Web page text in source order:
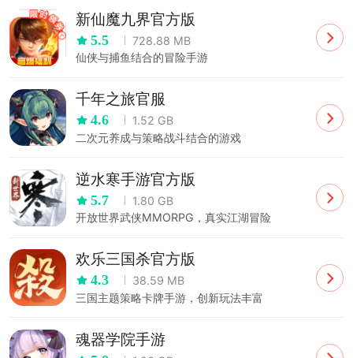
新仙魔九界官方版
5.5
728.88 MB
仙侠与捕鱼结合的冒险手游
千年之旅官服
4.6
1.52 GB
二次元养成与策略战斗结合的游戏
逆水寒手游官方版
5.7
1.80 GB
开放世界武侠MMORPG，真实江湖冒险
欢乐三国杀官方版
4.3
38.59 MB
三国主题策略卡牌手游，创新玩法丰富
魂器学院手游